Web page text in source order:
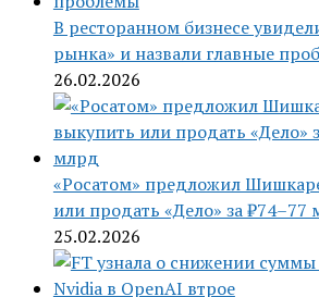
В ресторанном бизнесе
рынка» и назвали главные
26.02.2026
«Росатом» предложил
или продать «Дело» за ₽74–77
25.02.2026